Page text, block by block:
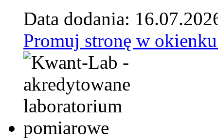
Data dodania:
Promuj stronę w